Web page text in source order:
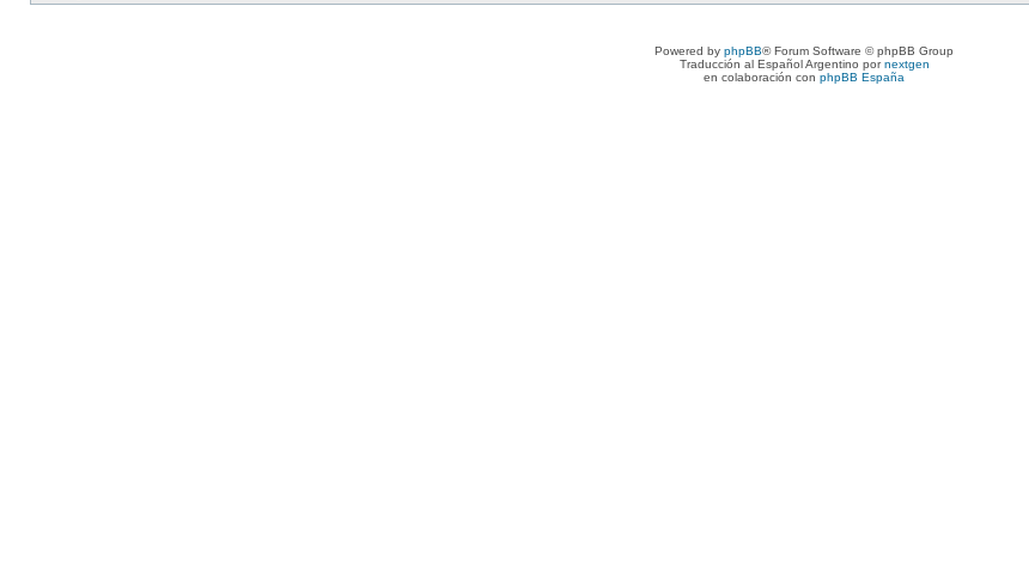
Powered by phpBB® Forum Software © phpBB Group
Traducción al Español Argentino pornextgen
en colaboración con phpBB España